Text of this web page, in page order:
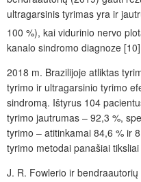
ultragarsinis tyrimas yra ir
100 %), kai vidurinio nervo
kanalo sindromo diagnoze
2018 m. Brazilijoje atliktas
tyrimo ir ultragarsinio tyrimo
sindromą. Ištyrus 104
tyrimo jautrumas – 92,3 %,
tyrimo – atitinkamai 84,6 % ir
tyrimo metodai panašiai
J. R. Fowlerio ir